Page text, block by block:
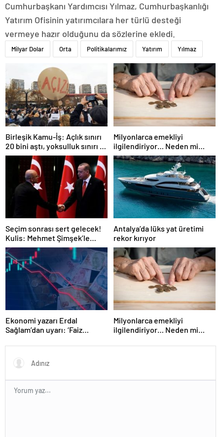
Cumhurbaşkanı Yardımcısı Yılmaz, Cumhurbaşkanlığı
Yatırım Ofisinin yatırımcılara her türlü desteği
vermeye hazır olduğunu da sözlerine ekledi.
Milyar Dolar Orta Politikalarımız Yatırım Yılmaz
Birleşik Kamu-İş: Açlık sınırı
20 bini aştı, yoksulluk sınırı 57
bine dayandı!
Milyonlarca emekliyi
ilgilendiriyor… Neden mi
düşük maaş alıyorsunuz?
Uzmanlar anlattı
Seçim sonrası sert gelecek!
Kulis: Mehmet Şimşek’le
Erdoğan’ın ‘yoksulları
öldürdün’ tartışması
Antalya’da lüks yat üretimi
rekor kırıyor
Ekonomi yazarı Erdal
Sağlam’dan uyarı: ‘Faiz
itibaren göreceğiz’
Milyonlarca emekliyi
ilgilendiriyor… Neden mi
Uzmanlar anlattı